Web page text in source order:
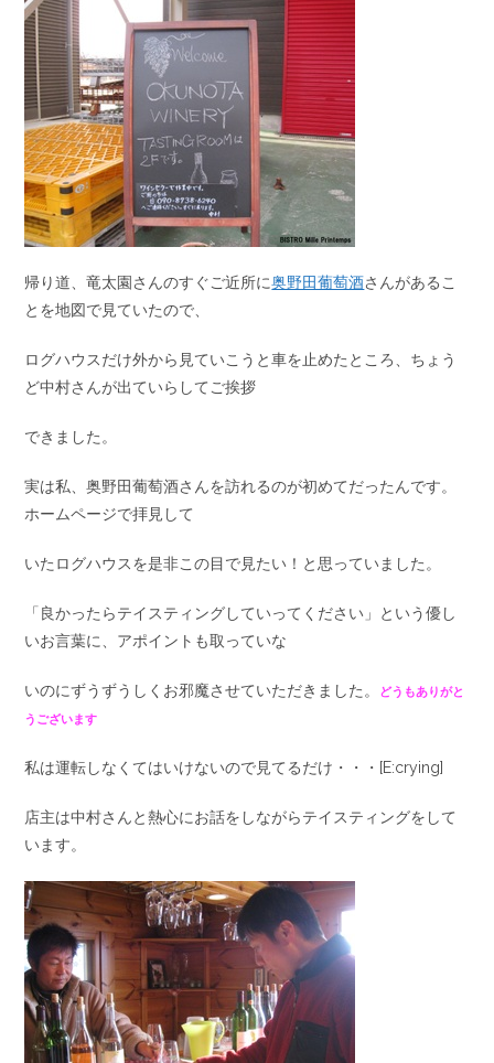
帰り道、竜太園さんのすぐご近所に奥野田葡萄酒さんがあるこ
とを地図で見ていたので、
ログハウスだけ外から見ていこうと車を止めたところ、ちょう
ど中村さんが出ていらしてご挨拶
できました。
実は私、奥野田葡萄酒さんを訪れるのが初めてだったんです。
ホームページで拝見して
いたログハウスを是非この目で見たい！と思っていました。
「良かったらテイスティングしていってください」という優し
いお言葉に、アポイントも取っていな
いのにずうずうしくお邪魔させていただきました。
どうもありがと
うございます
私は運転しなくてはいけないので見てるだけ・・・[E:crying]
店主は中村さんと熱心にお話をしながらテイスティングをして
います。